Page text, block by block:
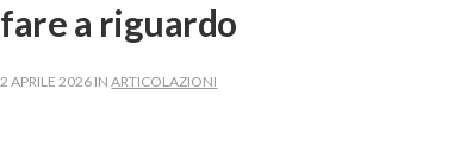
fare a riguardo
2 APRILE 2026 INARTICOLAZIONI